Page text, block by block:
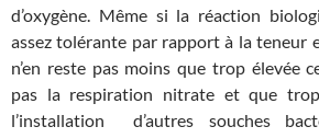
d’oxygène. Même si la réaction
assez tolérante par rapport à la teneur
n’en reste pas moins que trop élevée
pas la respiration nitrate et que
l’installation d’autres souches